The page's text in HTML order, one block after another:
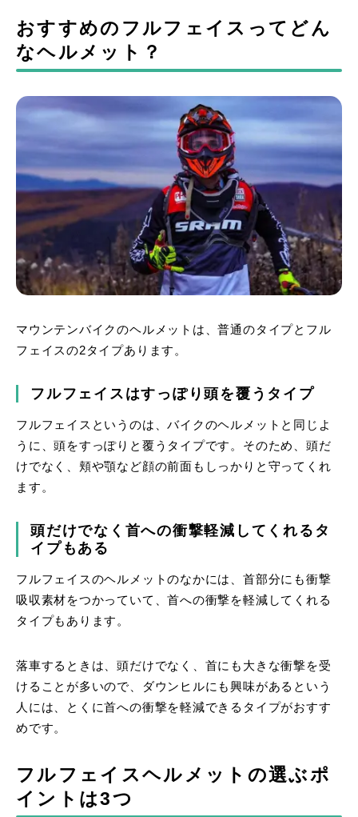
おすすめのフルフェイスってどん
なヘルメット？
マウンテンバイクのヘルメットは、普通のタイプとフル
フェイスの2タイプあります。
フルフェイスはすっぽり頭を覆うタイプ
フルフェイスというのは、バイクのヘルメットと同じよ
うに、頭をすっぽりと覆うタイプです。そのため、頭だ
けでなく、頬や顎など顔の前面もしっかりと守ってくれ
ます。
頭だけでなく首への衝撃軽減してくれるタ
イプもある
フルフェイスのヘルメットのなかには、首部分にも衝撃
吸収素材をつかっていて、首への衝撃を軽減してくれる
タイプもあります。
落車するときは、頭だけでなく、首にも大きな衝撃を受
けることが多いので、ダウンヒルにも興味があるという
人には、とくに首への衝撃を軽減できるタイプがおすす
めです。
フルフェイスヘルメットの選ぶポ
イントは3つ